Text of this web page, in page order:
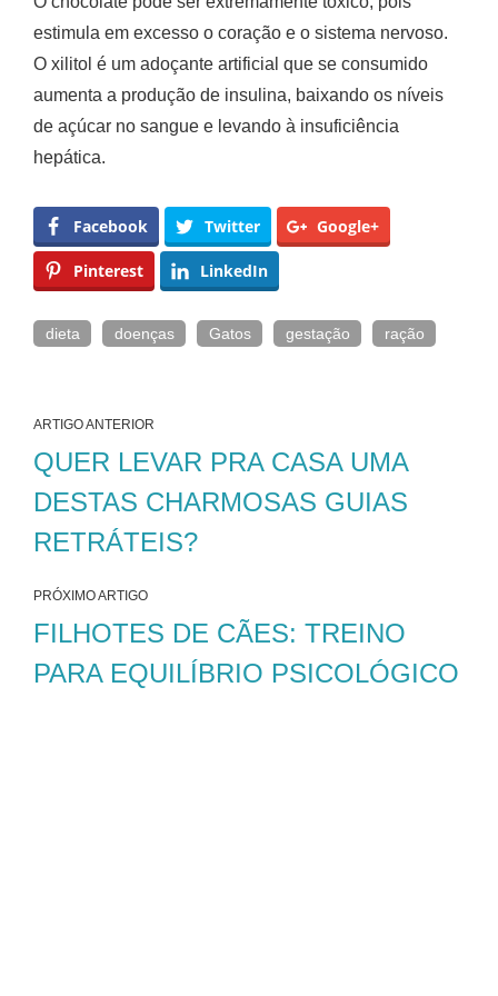
estimula em excesso o coração e o sistema nervoso.
O xilitol é um adoçante artificial que se consumido
aumenta a produção de insulina, baixando os níveis
de açúcar no sangue e levando à insuficiência
hepática.
Facebook Twitter Google+
Pinterest LinkedIn
dieta doenças Gatos gestação ração
ARTIGO ANTERIOR
QUER LEVAR PRA CASA UMA
DESTAS CHARMOSAS GUIAS
RETRÁTEIS?
PRÓXIMO ARTIGO
FILHOTES DE CÃES: TREINO
PARA EQUILÍBRIO PSICOLÓGICO